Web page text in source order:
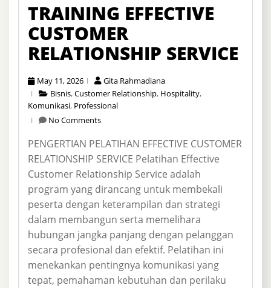
TRAINING EFFECTIVE
CUSTOMER
RELATIONSHIP SERVICE
May 11, 2026
Gita Rahmadiana
Bisnis,Customer Relationship, Hospitality,
Komunikasi, Professional
No Comments
PENGERTIAN PELATIHAN EFFECTIVE CUSTOMER
RELATIONSHIP SERVICE Pelatihan Effective
Customer Relationship Service adalah
program yang dirancang untuk membekali
peserta dengan keterampilan dan strategi
dalam membangun serta memelihara
hubungan jangka panjang dengan pelanggan
secara profesional dan efektif. Pelatihan ini
menekankan pentingnya komunikasi yang
tepat, pemahaman kebutuhan dan perilaku